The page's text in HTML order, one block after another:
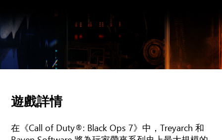
遊戲詳情
在《Call of Duty®: Black Ops 7》中，Treyarch 和